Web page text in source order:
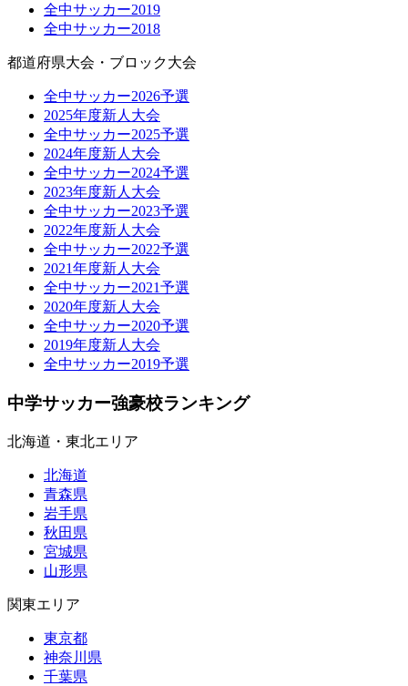
全中サッカー2019
全中サッカー2018
都道府県大会・ブロック大会
全中サッカー2026予選
2025年度新人大会
全中サッカー2025予選
2024年度新人大会
全中サッカー2024予選
2023年度新人大会
全中サッカー2023予選
2022年度新人大会
全中サッカー2022予選
2021年度新人大会
全中サッカー2021予選
2020年度新人大会
全中サッカー2020予選
2019年度新人大会
全中サッカー2019予選
中学サッカー強豪校ランキング
北海道・東北エリア
北海道
青森県
岩手県
秋田県
宮城県
山形県
関東エリア
東京都
神奈川県
千葉県